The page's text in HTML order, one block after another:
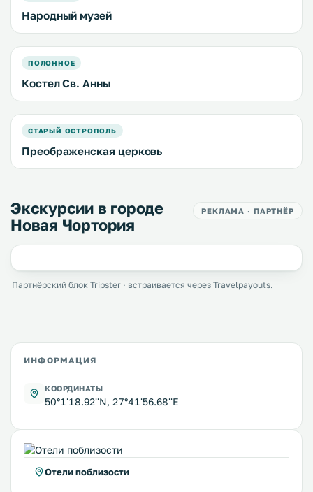
Народный музей
ПОЛОННОЕ
Костел Св. Анны
СТАРЫЙ ОСТРОПОЛЬ
Преображенская церковь
Экскурсии в городе
Новая Чортория
РЕКЛАМА · ПАРТНЁР
Партнёрский блок Tripster · встраивается через Travelpayouts.
ИНФОРМАЦИЯ
КООРДИНАТЫ
50°1'18.92''N, 27°41'56.68''E
Отели поблизости